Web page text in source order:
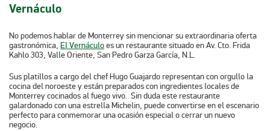
Vernáculo
No podemos hablar de Monterrey sin mencionar su extraordinaria oferta
gastronómica, El Vernáculoes un restaurante situado en Av. Cto. Frida
Kahlo 303, Valle Oriente, San Pedro Garza García, N.L.
Sus platillos a cargo del chef Hugo Guajardo representan con orgullo la
cocina del noroeste y están preparados con ingredientes locales de
Monterrey cocinados al fuego vivo. Sin duda este restaurante
galardonado con una estrella Michelin, puede convertirse en el escenario
perfecto para conmemorar una ocasión especial o cerrar un nuevo
negocio.